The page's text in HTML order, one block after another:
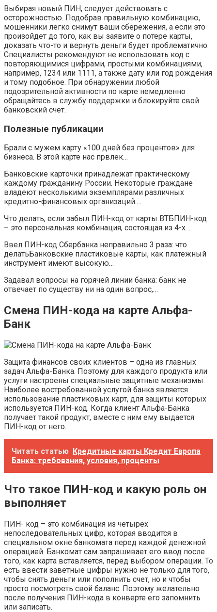
Выбирая новый ПИН, следует действовать с
осторожностью. Подобрав правильную комбинацию,
мошенники легко снимут ваши сбережения, а если это
произойдет до того, как вы заявите о потере карты,
доказать что-то и вернуть деньги будет проблематично.
Специалисты рекомендуют не использовать код с
повторяющимися цифрами, простыми комбинациями,
например, 1234 или 1111, а также дату или год рождения
и тому подобное. При обнаружении любой
подозрительной активности по карте немедленно
обращайтесь в службу поддержки и блокируйте свой
банковский счет.
Полезные публикации
Брали с мужем карту «100 дней без процентов» для
бизнеса. В этой карте нас првлек…
Банковские карточки принадлежат практическому
каждому гражданину России. Некоторые граждане
владеют несколькими экземплярами различных
кредитно-финансовых организаций.…
Что делать, если забыл ПИН-код от карты ВТБПИН-код
– это персональная комбинация, состоящая из 4-х…
Ввел ПИН-код Сбербанка неправильно 3 раза: что
делатьБанковские пластиковые карты, как платежный
инструмент имеют высокую…
Задавал вопросы на горячей линии банка: банк не
отвечает по существу ни на один вопрос,…
Смена ПИН-кода на карте Альфа-
Банк
Защита финансов своих клиентов – одна из главных
задач Альфа-Банка. Поэтому для каждого продукта или
услуги настроены специальные защитные механизмы.
Наиболее востребованной услугой банка является
использование пластиковых карт, для защиты которых
используется ПИН-код. Когда клиент Альфа-Банка
получает такой продукт, вместе с ним ему выдается
ПИН-код от него.
Читать статью Кредитные карты Кредит Европа
Банка: требования, условия, проценты
Что такое ПИН-код и какую роль он
выполняет
ПИН- код – это комбинация из четырех
непоследовательных цифр, которая вводится в
специальном окне банкомата перед каждой денежной
операцией. Банкомат сам запрашивает его ввод после
того, как карта вставляется, перед выбором операции. То
есть ввести заветные цифры нужно не только для того,
чтобы снять деньги или пополнить счет, но и чтобы
просто посмотреть свой баланс. Поэтому желательно
после получения ПИН-кода в конверте его запомнить
или записать.